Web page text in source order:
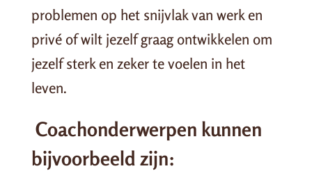
problemen op het snijvlak van werk en
privé of wilt jezelf graag ontwikkelen om
jezelf sterk en zeker te voelen in het
leven.
Coachonderwerpen kunnen
bijvoorbeeld zijn: